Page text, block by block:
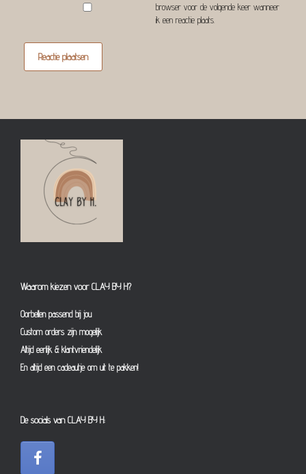
browser voor de volgende keer wanneer
ik een reactie plaats.
Waarom kiezen voor CLAY BY H?
Oorbellen passend bij jou
Custom orders zijn mogelijk
Altijd eerlijk & klantvriendelijk
En altijd een cadeautje om uit te pakken!
De socials van CLAY BY H: